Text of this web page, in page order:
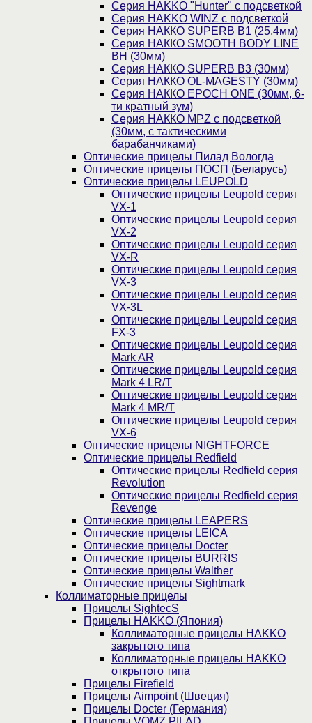
Cерия HAKKO "Hunter" с подсветкой
Серия НAKKO WINZ с подсветкой
Серия НАККО SUPERB B1 (25,4мм)
Серия НАККО SMOOTH BODY LINE
BH (30мм)
Серия НАККО SUPERB B3 (30мм)
Серия НАККО OL-MAGESTY (30мм)
Серия НАККО EPOCH ONE (30мм, 6-
ти кратный зум)
Серия НАККО MPZ с подсветкой
(30мм, c тактическими
барабанчиками)
Оптические прицелы Пилад Вологда
Оптические прицелы ПОСП (Беларусь)
Оптические прицелы LEUPOLD
Оптические прицелы Leupold серия
VX-1
Оптические прицелы Leupold серия
VX-2
Оптические прицелы Leupold серия
VX-R
Оптические прицелы Leupold серия
VX-3
Оптические прицелы Leupold серия
VX-3L
Оптические прицелы Leupold серия
FX-3
Оптические прицелы Leupold серия
Mark AR
Оптические прицелы Leupold серия
Mark 4 LR/T
Оптические прицелы Leupold серия
Mark 4 MR/T
Оптические прицелы Leupold серия
VX-6
Оптические прицелы NIGHTFORCE
Оптические прицелы Redfield
Оптические прицелы Redfield серия
Revolution
Оптические прицелы Redfield серия
Revenge
Оптические прицелы LEAPERS
Оптические прицелы LEICA
Оптические прицелы Docter
Оптические прицелы BURRIS
Оптические прицелы Walther
Оптические прицелы Sightmark
Коллиматорные прицелы
Прицелы SightecS
Прицелы HAKKO (Япония)
Коллиматорные прицелы HAKKO
закрытого типа
Коллиматорные прицелы HAKKO
открытого типа
Прицелы Firefield
Прицелы Aimpoint (Швеция)
Прицелы Docter (Германия)